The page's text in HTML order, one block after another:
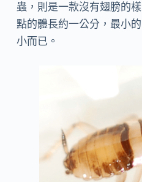
蟲，則是一款沒有翅膀的
點的體長約一公分，最小
小而已。